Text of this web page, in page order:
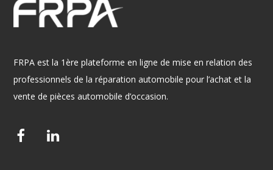
FRPA est la 1ère plateforme en ligne de mise en relation des
professionnels de la réparation automobile pour l’achat et la
vente de pièces automobile d’occasion.
F
L